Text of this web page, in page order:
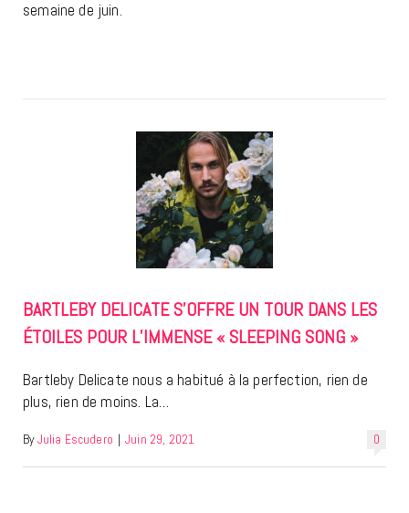
semaine de juin.
BARTLEBY DELICATE S’OFFRE UN TOUR DANS LES
ÉTOILES POUR L’IMMENSE « SLEEPING SONG »
Bartleby Delicate nous a habitué à la perfection, rien de
plus, rien de moins. La…
0
By Julia Escudero | Juin 29, 2021